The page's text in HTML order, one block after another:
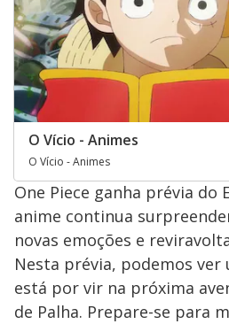
O Vício - Animes
O Vício - Animes
One Piece ganha prévia do
anime continua
novas emoções e
Nesta prévia, podemos ver
está por vir na próxima
de Palha. Prepare-se para